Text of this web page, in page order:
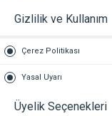
Gizlilik ve Kullanım
Çerez Politikası
Yasal Uyarı
Üyelik Seçenekleri